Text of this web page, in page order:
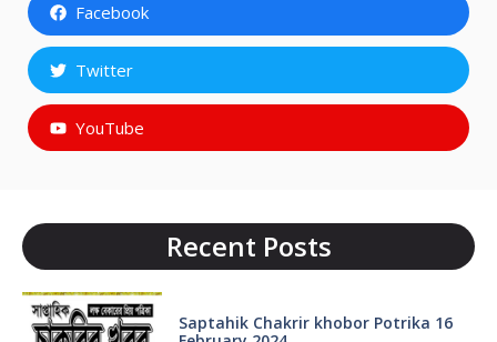
Facebook
Twitter
YouTube
Recent Posts
Saptahik Chakrir khobor Potrika 16